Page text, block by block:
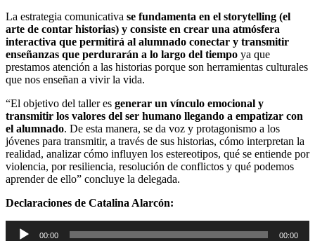
La estrategia comunicativa se fundamenta en el storytelling (el
arte de contar historias) y consiste en crear una atmósfera
interactiva que permitirá al alumnado conectar y transmitir
enseñanzas que perdurarán a lo largo del tiempo ya que
prestamos atención a las historias porque son herramientas culturales
que nos enseñan a vivir la vida.
“El objetivo del taller es generar un vínculo emocional y
transmitir los valores del ser humano llegando a empatizar con
el alumnado. De esta manera, se da voz y protagonismo a los
jóvenes para transmitir, a través de sus historias, cómo interpretan la
realidad, analizar cómo influyen los estereotipos, qué se entiende por
violencia, por resiliencia, resolución de conflictos y qué podemos
aprender de ello” concluye la delegada.
Declaraciones de Catalina Alarcón:
Reproductor
00:00 00:00